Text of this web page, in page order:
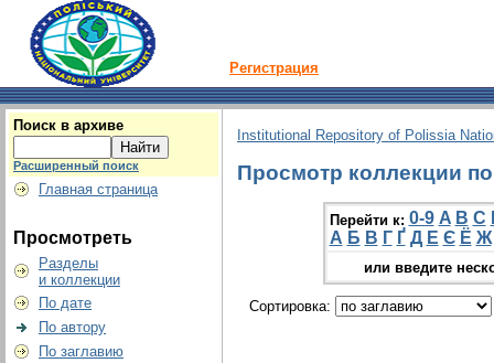
Регистрация
Поиск в архиве
Расширенный поиск
Главная страница
Просмотреть
Разделы
и коллекции
По дате
По автору
По заглавию
Institutional Repository of Polissia
Просмотр коллекции
Перейти к: 0-9 A B C
А Б В Г Ґ Д Е Є Ё Ж
или введите
Сортировка: